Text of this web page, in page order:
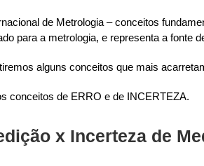
de Metrologia – conceitos
para a metrologia, e representa a fonte
alguns conceitos que mais
conceitos de ERRO e de INCERTEZA.
x Incerteza de